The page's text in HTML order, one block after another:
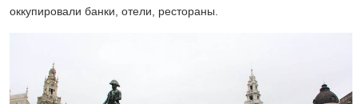
оккупировали банки, отели, рестораны.